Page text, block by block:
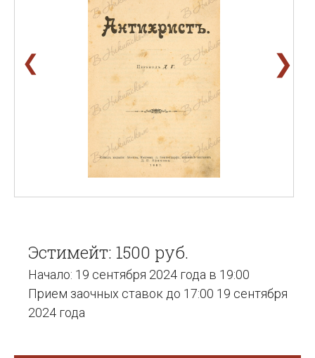
❮ ❯
Эстимейт: 1500 руб.
Начало: 19 сентября 2024 года в 19:00
Прием заочных ставок до 17:00 19 сентября
2024 года